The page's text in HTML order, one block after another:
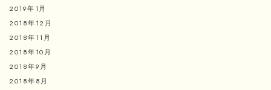
2019年1月
2018年12月
2018年11月
2018年10月
2018年9月
2018年8月